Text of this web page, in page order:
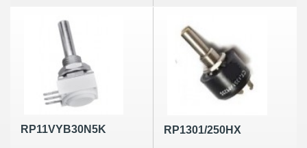
RP11VYB30N5K RP1301/250HX